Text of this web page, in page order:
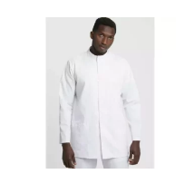
múltiples
variantes.
opciones
pueden